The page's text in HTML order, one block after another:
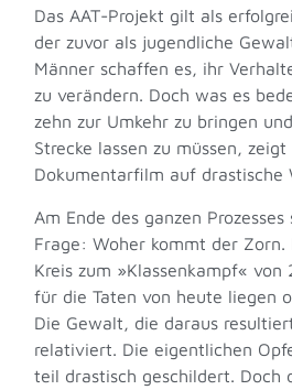
Das AAT-Projekt gilt als
der zuvor als jugendliche
Männer schaffen es, ihr
zu verändern. Doch was es
zehn zur Umkehr zu bringen
Strecke lassen zu müssen, zeigt
Dokumentarfilm auf drastische
Am Ende des ganzen
Frage: Woher kommt der Zorn.
Kreis zum »Klassenkampf« von
für die Taten von heute liegen
Die Gewalt, die daraus
relativiert. Die eigentlichen
teil drastisch geschildert. Doch